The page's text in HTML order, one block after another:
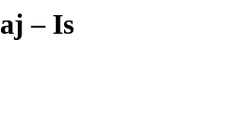
– Is